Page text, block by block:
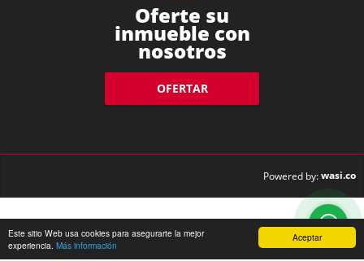
Aceptar
Este sitio Web usa cookies para asegurarte la mejor
experiencia. Más información
Oferte su
inmueble con
nosotros
OFERTAR
Powered by:wasi.co